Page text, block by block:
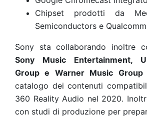
Chipset prodotti da
Semiconductors e
Sony sta collaborando inoltre
Sony Music Entertainment,
Group e Warner Music Group
catalogo dei contenuti
360 Reality Audio nel 2020.
con studi di produzione per